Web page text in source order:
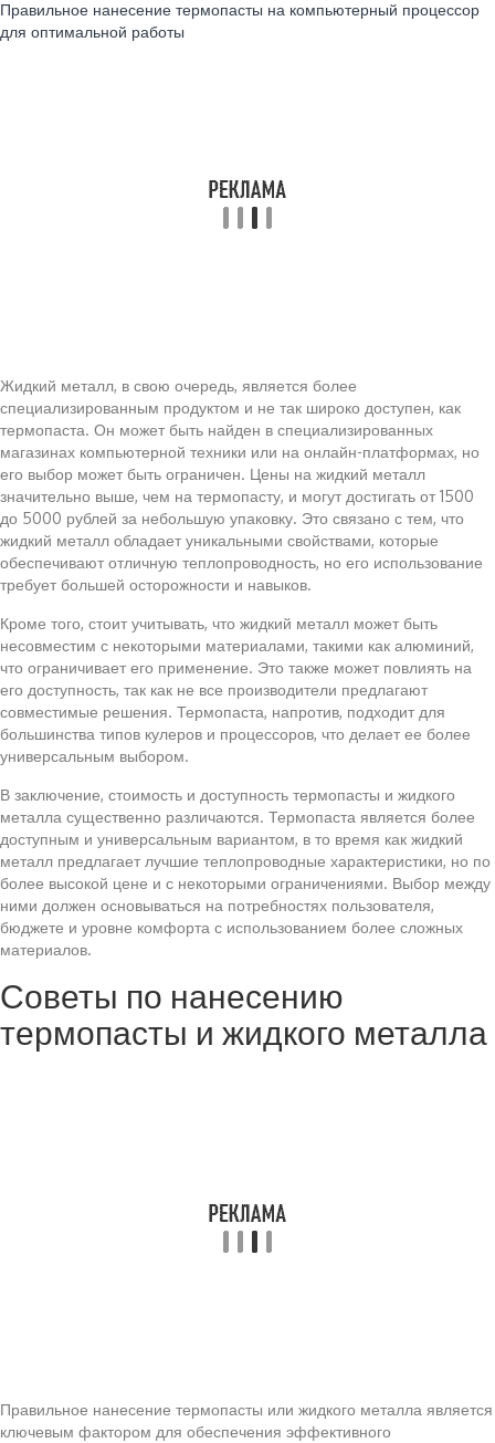
Правильное нанесение термопасты на компьютерный процессор
для оптимальной работы
Жидкий металл, в свою очередь, является более
специализированным продуктом и не так широко доступен, как
термопаста. Он может быть найден в специализированных
магазинах компьютерной техники или на онлайн-платформах, но
его выбор может быть ограничен. Цены на жидкий металл
значительно выше, чем на термопасту, и могут достигать от 1500
до 5000 рублей за небольшую упаковку. Это связано с тем, что
жидкий металл обладает уникальными свойствами, которые
обеспечивают отличную теплопроводность, но его использование
требует большей осторожности и навыков.
Кроме того, стоит учитывать, что жидкий металл может быть
несовместим с некоторыми материалами, такими как алюминий,
что ограничивает его применение. Это также может повлиять на
его доступность, так как не все производители предлагают
совместимые решения. Термопаста, напротив, подходит для
большинства типов кулеров и процессоров, что делает ее более
универсальным выбором.
В заключение, стоимость и доступность термопасты и жидкого
металла существенно различаются. Термопаста является более
доступным и универсальным вариантом, в то время как жидкий
металл предлагает лучшие теплопроводные характеристики, но по
более высокой цене и с некоторыми ограничениями. Выбор между
ними должен основываться на потребностях пользователя,
бюджете и уровне комфорта с использованием более сложных
материалов.
Советы по нанесению
термопасты и жидкого металла
Правильное нанесение термопасты или жидкого металла является
ключевым фактором для обеспечения эффективного